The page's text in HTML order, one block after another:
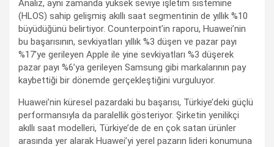
Analiz, aynı zamanda yüksek seviye işletim sistemine
(HLOS) sahip gelişmiş akıllı saat segmentinin de yıllık %10
büyüdüğünü belirtiyor. Counterpoint’in raporu, Huawei’nin
bu başarısının, sevkiyatları yıllık %3 düşen ve pazar payı
%17’ye gerileyen Apple ile yine sevkiyatları %3 düşerek
pazar payı %6’ya gerileyen Samsung gibi markalarının pay
kaybettiği bir dönemde gerçekleştiğini vurguluyor.
Huawei’nin küresel pazardaki bu başarısı, Türkiye’deki güçlü
performansıyla da paralellik gösteriyor. Şirketin yenilikçi
akıllı saat modelleri, Türkiye’de de en çok satan ürünler
arasında yer alarak Huawei’yi yerel pazarın lideri konumuna